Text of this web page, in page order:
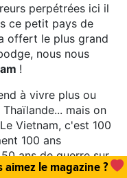
perpétrées ici il
ce petit pays de
offert le plus grand
nous nous
!
à vivre plus ou
mais on
Vietnam, c'est 100
100 ans
ans de guerre sur
encore tout frais
de numéroet hop,
existe !